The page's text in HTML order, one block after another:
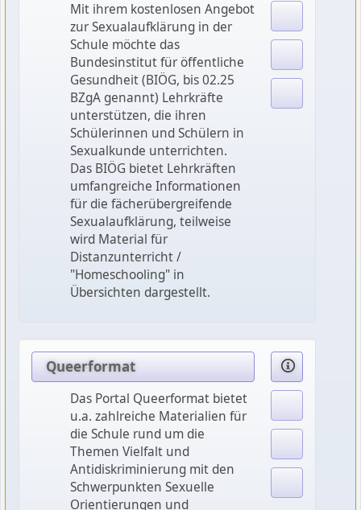
Mit ihrem kostenlosen Angebot
zur Sexualaufklärung in der
Schule möchte das
Bundesinstitut für öffentliche
Gesundheit (BIÖG, bis 02.25
BZgA genannt) Lehrkräfte
unterstützen, die ihren
Schülerinnen und Schülern in
Sexualkunde unterrichten.
Das BIÖG bietet Lehrkräften
umfangreiche Informationen
für die fächerübergreifende
Sexualaufklärung, teilweise
wird Material für
Distanzunterricht /
"Homeschooling" in
Übersichten dargestellt.
Queerformat
Das Portal Queerformat bietet
u.a. zahlreiche Materialien für
die Schule rund um die
Themen Vielfalt und
Antidiskriminierung mit den
Schwerpunkten Sexuelle
Orientierungen und